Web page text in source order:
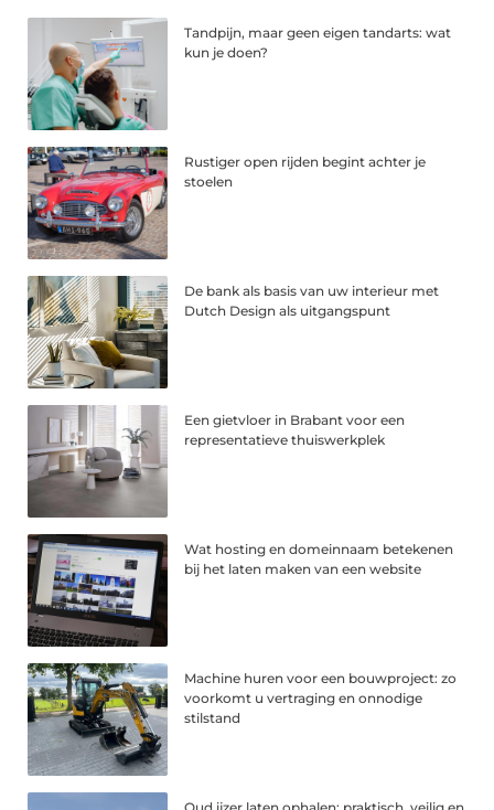
Tandpijn, maar geen eigen tandarts: wat
kun je doen?
Rustiger open rijden begint achter je
stoelen
De bank als basis van uw interieur met
Dutch Design als uitgangspunt
Een gietvloer in Brabant voor een
representatieve thuiswerkplek
Wat hosting en domeinnaam betekenen
bij het laten maken van een website
Machine huren voor een bouwproject: zo
voorkomt u vertraging en onnodige
stilstand